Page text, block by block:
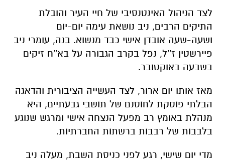
לצד הניהול האינטנסיבי של חיי העיר והובלת
התיקים הרבים, ניב נושאת עימה יום-יום
ושעה-שעה אובדן אישי כבד מנשוא. בנה, עומרי ניב
פיירשטין ז''ל, נפל בקרב הגבורה על בא''ח זיקים
בשבעה באוקטובר.
מאז אותו יום ארור, לצד העשייה הציבורית והדאגה
הבלתי פוסקת לחוסנם של תושבי גבעתיים, היא
מנהלת באומץ רב מפעל הנצחה אישי ומרגש שנוגע
בלבבות של רבבות ברשתות החברתיות.
מדי יום שישי, רגע לפני כניסת השבת, מעלה ניב